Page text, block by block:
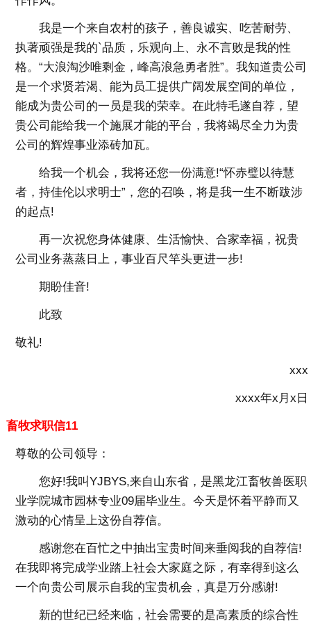
我是一个来自农村的孩子，善良诚实、吃苦耐劳、
执著顽强是我的`品质，乐观向上、永不言败是我的性
格。“大浪淘沙唯剩金，峰高浪急勇者胜”。我知道贵公司
是一个求贤若渴、能为员工提供广阔发展空间的单位，
能成为贵公司的一员是我的荣幸。在此特毛遂自荐，望
贵公司能给我一个施展才能的平台，我将竭尽全力为贵
公司的辉煌事业添砖加瓦。
给我一个机会，我将还您一份满意!“怀赤璧以待慧
者，持佳伦以求明士”，您的召唤，将是我一生不断跋涉
的起点!
再一次祝您身体健康、生活愉快、合家幸福，祝贵
公司业务蒸蒸日上，事业百尺竿头更进一步!
期盼佳音!
此致
敬礼!
xxx
xxxx年x月x日
畜牧求职信11
尊敬的公司领导：
您好!我叫YJBYS,来自山东省，是黑龙江畜牧兽医职
业学院城市园林专业09届毕业生。今天是怀着平静而又
激动的心情呈上这份自荐信。
感谢您在百忙之中抽出宝贵时间来垂阅我的自荐信!
在我即将完成学业踏上社会大家庭之际，有幸得到这么
一个向贵公司展示自我的宝贵机会，真是万分感谢!
新的世纪已经来临，社会需要的是高素质的综合性